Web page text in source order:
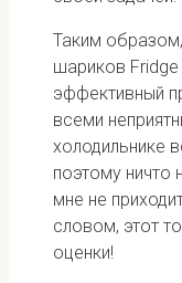
Таким
шариков Fridge
эффективный
всеми
холодильнике
поэтому ничто
мне не
словом, этот
оценки!